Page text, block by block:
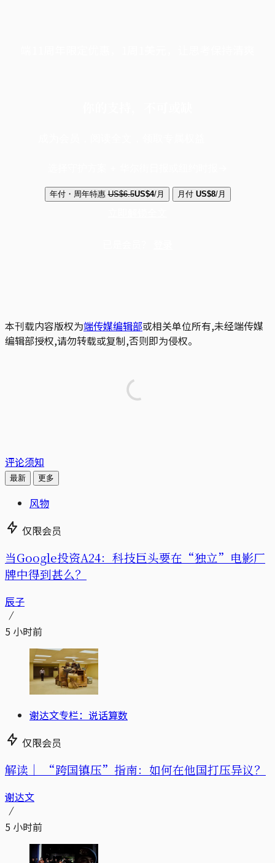
年付・周年特惠 US$6.5US$4/月 月付 US$8/月
本刊载内容版权为端传媒编辑部或相关单位所有,未经端传媒
编辑部授权,请勿转载或复制,否则即为侵权。
评论须知
最新 更多
风物
仅限会员
当Google投资A24：科技巨头要在“独立”电影厂
牌中得到甚么？
辰子
5 小时前
谢达文专栏：说话算数
仅限会员
解读｜ “跨国镇压”指南：如何在他国打压异议？
谢达文
5 小时前